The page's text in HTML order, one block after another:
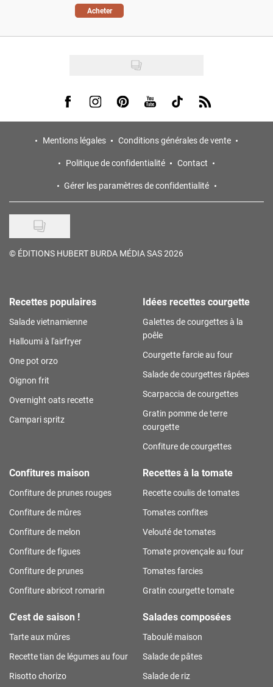
Acheter
Visit us on Facebook
Visit us on Instagram
Visit us on Pinterest
Visit us on Youtube
Visit us on Tiktok
Visit us on Rss
Mentions légales
Conditions générales de vente
Politique de confidentialité
Contact
Gérer les paramètres de confidentialité
© ÉDITIONS HUBERT BURDA MÉDIA SAS 2026
Recettes populaires
Salade vietnamienne
Halloumi à l'airfryer
One pot orzo
Oignon frit
Overnight oats recette
Campari spritz
Idées recettes courgette
Galettes de courgettes à la
poêle
Courgette farcie au four
Salade de courgettes râpées
Scarpaccia de courgettes
Gratin pomme de terre
courgette
Confiture de courgettes
Confitures maison
Confiture de prunes rouges
Confiture de mûres
Confiture de melon
Confiture de figues
Confiture de prunes
Confiture abricot romarin
Recettes à la tomate
Recette coulis de tomates
Tomates confites
Velouté de tomates
Tomate provençale au four
Tomates farcies
Gratin courgette tomate
C'est de saison !
Tarte aux mûres
Recette tian de légumes au four
Risotto chorizo
Salades composées
Taboulé maison
Salade de pâtes
Salade de riz